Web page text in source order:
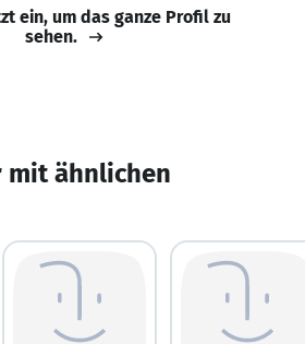
ein, um das ganze Profil zu
sehen.
mit ähnlichen